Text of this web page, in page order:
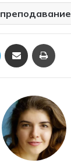
преподавание